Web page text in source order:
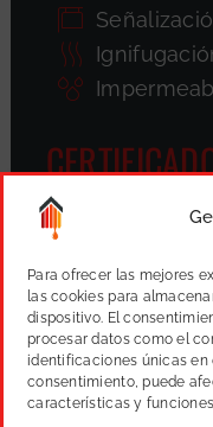
Para ofrecer las mejores
las cookies para
dispositivo. El
procesar datos como el
identificaciones únicas en
consentimiento, puede
características y